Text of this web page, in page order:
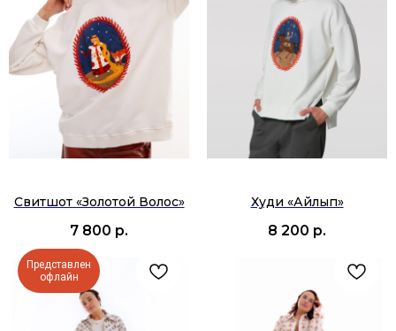
Свитшот «‎Золотой Волос»‎
7 800 р.
Худи «Айлып»‎
8 200 р.
Представлен
офлайн